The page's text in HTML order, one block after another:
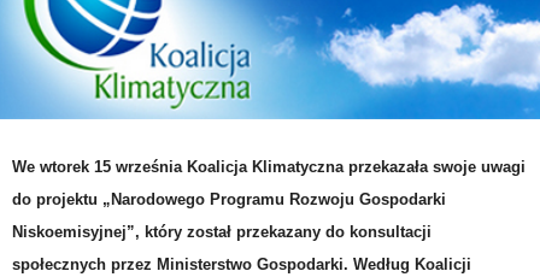
We wtorek 15 września Koalicja Klimatyczna przekazała swoje uwagi
do projektu „Narodowego Programu Rozwoju Gospodarki
Niskoemisyjnej”, który został przekazany do konsultacji
społecznych przez Ministerstwo Gospodarki. Według Koalicji